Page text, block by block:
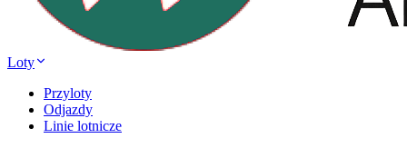
Loty
Przyloty
Odjazdy
Linie lotnicze